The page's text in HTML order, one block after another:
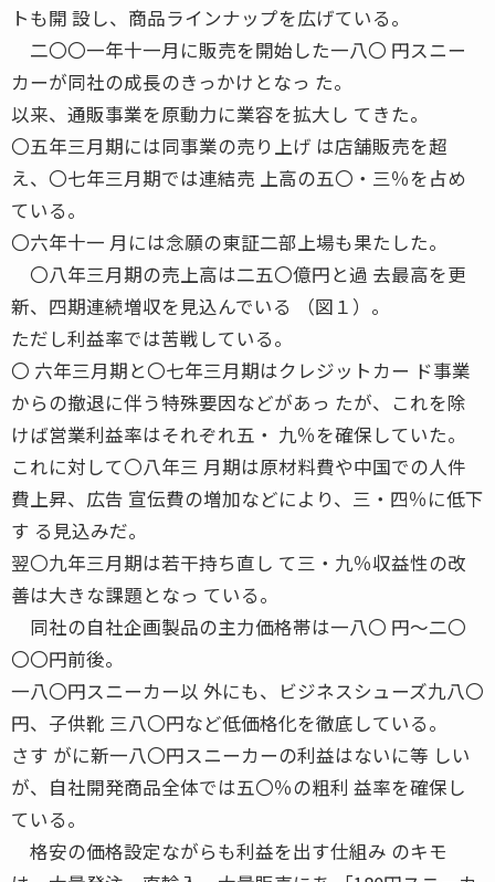
トも開 設し、商品ラインナップを広げている。
二〇〇一年十一月に販売を開始した一八〇 円スニー
カーが同社の成長のきっかけとなっ た。
以来、通販事業を原動力に業容を拡大し てきた。
〇五年三月期には同事業の売り上げ は店舗販売を超
え、〇七年三月期では連結売 上高の五〇・三％を占め
ている。
〇六年十一 月には念願の東証二部上場も果たした。
〇八年三月期の売上高は二五〇億円と過 去最高を更
新、四期連続増収を見込んでいる （図１）。
ただし利益率では苦戦している。
〇 六年三月期と〇七年三月期はクレジットカー ド事業
からの撤退に伴う特殊要因などがあっ たが、これを除
けば営業利益率はそれぞれ五・ 九％を確保していた。
これに対して〇八年三 月期は原材料費や中国での人件
費上昇、広告 宣伝費の増加などにより、三・四％に低下
す る見込みだ。
翌〇九年三月期は若干持ち直し て三・九％収益性の改
善は大きな課題となっ ている。
同社の自社企画製品の主力価格帯は一八〇 円〜二〇
〇〇円前後。
一八〇円スニーカー以 外にも、ビジネスシューズ九八〇
円、子供靴 三八〇円など低価格化を徹底している。
さす がに新一八〇円スニーカーの利益はないに等 しい
が、自社開発商品全体では五〇％の粗利 益率を確保し
ている。
格安の価格設定ながらも利益を出す仕組み のキモ